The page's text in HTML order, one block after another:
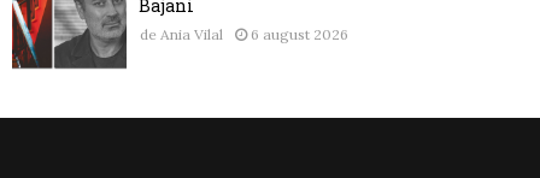
Bajani
de Ania Vilal 6 august 2026